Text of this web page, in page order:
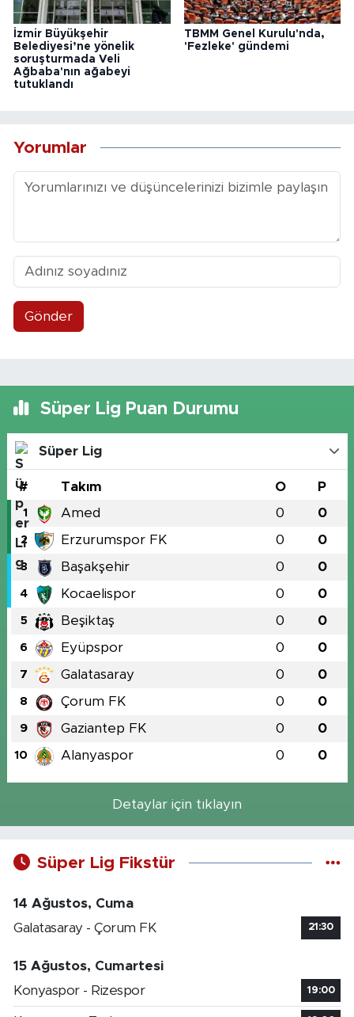
İzmir Büyükşehir
Belediyesi’ne yönelik
soruşturmada Veli
Ağbaba'nın ağabeyi
tutuklandı
TBMM Genel Kurulu'nda,
'Fezleke' gündemi
Yorumlar
Gönder
Süper Lig Puan Durumu
Süper Lig
# Takım O P
1 Amed 0 0
2 Erzurumspor FK 0 0
3 Başakşehir 0 0
4 Kocaelispor 0 0
5 Beşiktaş 0 0
6 Eyüpspor 0 0
7 Galatasaray 0 0
8 Çorum FK 0 0
9 Gaziantep FK 0 0
10 Alanyaspor 0 0
Detaylar için tıklayın
Süper Lig Fikstür
14 Ağustos, Cuma
Galatasaray - Çorum FK
21:30
15 Ağustos, Cumartesi
Konyaspor - Rizespor
19:00